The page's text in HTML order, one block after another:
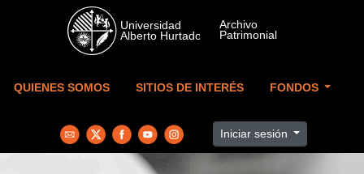
Skip to main content
QUIENES SOMOS SITIOS DE INTERÉS FONDOS
Iniciar sesión